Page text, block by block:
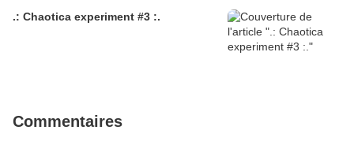
.: Chaotica experiment #3 :.
Commentaires